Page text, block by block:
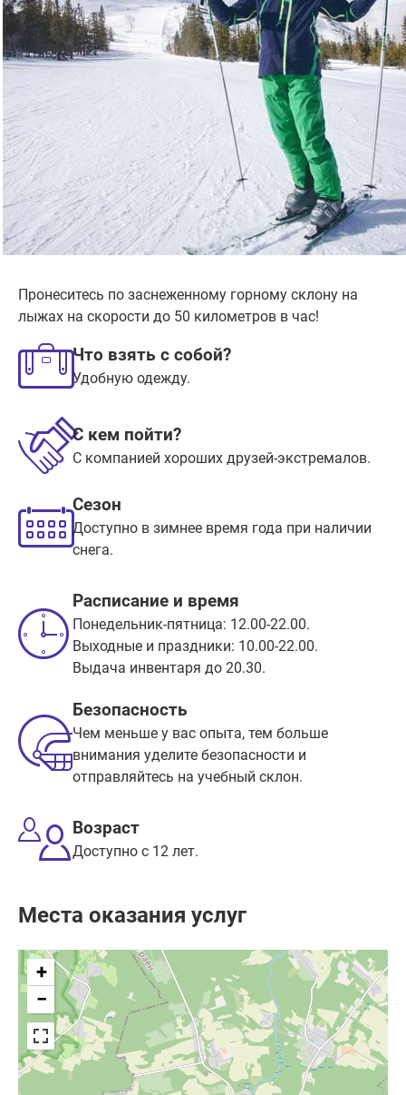
Пронеситесь по заснеженному горному склону на
лыжах на скорости до 50 километров в час!
Что взять с собой?
Удобную одежду.
С кем пойти?
С компанией хороших друзей-экстремалов.
Сезон
Доступно в зимнее время года при наличии
снега.
Расписание и время
Понедельник-пятница: 12.00-22.00.
Выходные и праздники: 10.00-22.00.
Выдача инвентаря до 20.30.
Безопасность
Чем меньше у вас опыта, тем больше
внимания уделите безопасности и
отправляйтесь на учебный склон.
Возраст
Доступно с 12 лет.
Места оказания услуг
+
−